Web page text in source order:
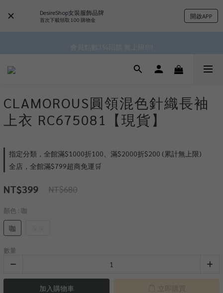
DesireShop女裝服飾品牌
首次下載領取 100 購物金 開啟APP
✿॰ॱ*｡ﾟ 全館滿$799即免運ॱ*｡ﾟ✿
^•ﻌ•^全館滿$1000現折$100 累計無上限 ♡ ✧*
會員點數3%回饋 無上限!!!!
✿॰ॱ*｡ﾟ 全館滿$799即免運ॱ*｡ﾟ✿
CLAMOROUS圓領混色針織長袖
上衣 RC675081【現貨】
指定分類，全館滿$1000折100、滿$2000折$200 (累計無上限)
全店，全館滿$799超商免運🛒
NT$399 NT$680
顏色 : 咖
咖
數量
加入購物車 立即購買